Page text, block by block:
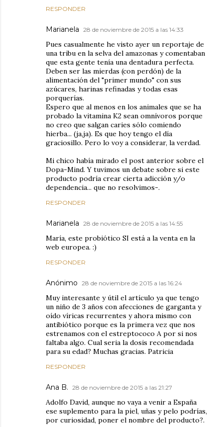
RESPONDER
Marianela 28 de noviembre de 2015 a las 14:33
Pues casualmente he visto ayer un reportaje de
una tribu en la selva del amazonas y comentaban
que esta gente tenía una dentadura perfecta.
Deben ser las mierdas (con perdón) de la
alimentación del "primer mundo" con sus
azúcares, harinas refinadas y todas esas
porquerías.
Espero que al menos en los animales que se ha
probado la vitamina K2 sean omnívoros porque
no creo que salgan caries sólo comiendo
hierba... (ja,ja). Es que hoy tengo el día
graciosillo. Pero lo voy a considerar, la verdad.
Mi chico había mirado el post anterior sobre el
Dopa-Mind. Y tuvimos un debate sobre si este
producto podría crear cierta adicción y/o
dependencia... que no resolvimos-.
RESPONDER
Marianela 28 de noviembre de 2015 a las 14:55
María, este probiótico SI está a la venta en la
web europea. :)
RESPONDER
Anónimo 28 de noviembre de 2015 a las 16:24
Muy interesante y útil el artículo ya que tengo
un niño de 3 años con afecciones de garganta y
oído víricas recurrentes y ahora mismo con
antibiótico porque es la primera vez que nos
estrenamos con el estreptococo A por si nos
faltaba algo. Cual seria la dosis recomendada
para su edad? Muchas gracias. Patricia
RESPONDER
Ana B. 28 de noviembre de 2015 a las 21:27
Adolfo David, aunque no vaya a venir a España
ese suplemento para la piel, uñas y pelo podrías,
por curiosidad, poner el nombre del producto?.